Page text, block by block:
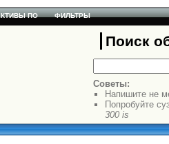
ПО ФИЛЬТРЫ
Поиск
Советы:
Напишите не
Попробуйте
300 is